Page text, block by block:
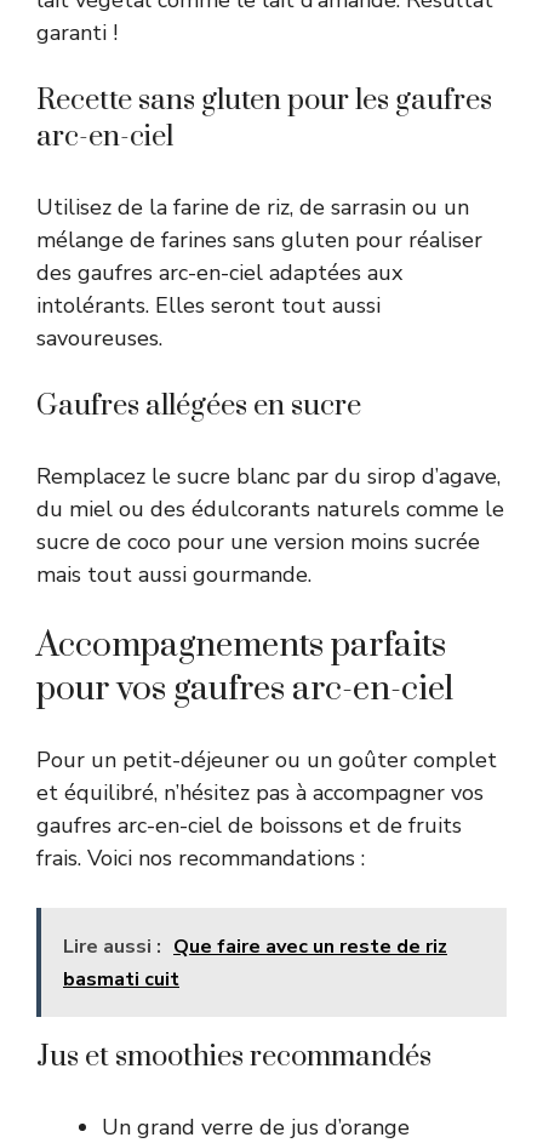
garanti !
Recette sans gluten pour les gaufres
arc-en-ciel
Utilisez de la farine de riz, de sarrasin ou un
mélange de farines sans gluten pour réaliser
des gaufres arc-en-ciel adaptées aux
intolérants. Elles seront tout aussi
savoureuses.
Gaufres allégées en sucre
Remplacez le sucre blanc par du sirop d’agave,
du miel ou des édulcorants naturels comme le
sucre de coco pour une version moins sucrée
mais tout aussi gourmande.
Accompagnements parfaits
pour vos gaufres arc-en-ciel
Pour un petit-déjeuner ou un goûter complet
et équilibré, n’hésitez pas à accompagner vos
gaufres arc-en-ciel de boissons et de fruits
frais. Voici nos recommandations :
Lire aussi : Que faire avec un reste de riz
basmati cuit
Jus et smoothies recommandés
Un grand verre de jus d’orange